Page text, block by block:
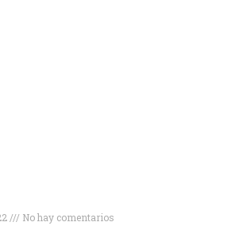
No hay comentarios